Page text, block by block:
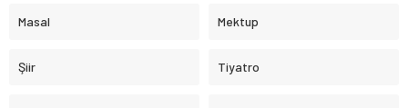
Masal Mektup
Şiir Tiyatro